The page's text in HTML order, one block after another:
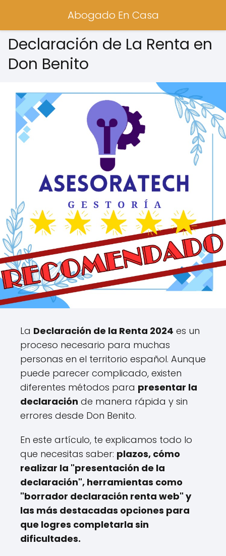
Abogado En Casa
Declaración de La Renta en
Don Benito
La Declaración de la Renta 2024 es un
proceso necesario para muchas
personas en el territorio español. Aunque
puede parecer complicado, existen
diferentes métodos para presentar la
declaración de manera rápida y sin
errores desde Don Benito.
En este artículo, te explicamos todo lo
que necesitas saber: plazos, cómo
realizar la "presentación de la
declaración", herramientas como
"borrador declaración renta web" y
las más destacadas opciones para
que logres completarla sin
dificultades.